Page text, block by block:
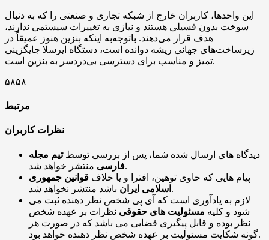
این واحدها، کاربران خارج از شبکه تجاری و صنعتی را که به دنبال
سوخت بدون فسیلی هستند و نیازی به تغییرات سیستمی ندارند،
هدف قرار می‌دهند. باتوجه‌به اینکه بنزین هنوز عمیقاً در
زیرساخت‌های جهانی ریشه دوانده است، دستگاه ایرسلا جایگزینی
تمیز و مناسب برای دسترسی بی‌دردسر به بنزین است.
۵۸۵۸
مرتبط
نظرات کاربران
دیدگاه های ارسال شده شما، پس از بررسی توسطتیم مجله
فارسیمنتشر خواهد شد.
پیام هایی که حاوی توهین، افترا و یا خلاف قوانین جمهوری
اسلامی ایران باشد منتشر نخواهد شد.
لازم به یادآوری است که آی پی شخص نظر دهنده ثبت می
شود و کلیه مسئولیت های حقوقی نظرات بر عهده شخص
نظر بوده و قابل پیگیری قضایی می باشد که در صورت هر
گونه شکایت مسئولیت بر عهده شخص نظر دهنده خواهد بود.